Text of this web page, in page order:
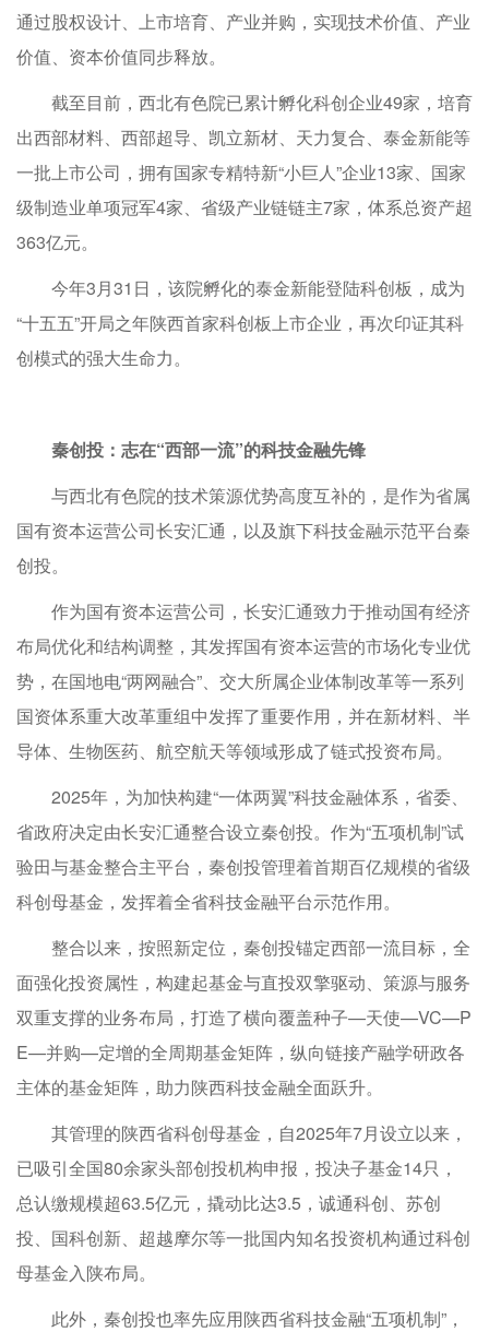
通过股权设计、上市培育、产业并购，实现技术价值、产业
价值、资本价值同步释放。
截至目前，西北有色院已累计孵化科创企业49家，培育
出西部材料、西部超导、凯立新材、天力复合、泰金新能等
一批上市公司，拥有国家专精特新“小巨人”企业13家、国家
级制造业单项冠军4家、省级产业链链主7家，体系总资产超
363亿元。
今年3月31日，该院孵化的泰金新能登陆科创板，成为
“十五五”开局之年陕西首家科创板上市企业，再次印证其科
创模式的强大生命力。
秦创投：志在“西部一流”的科技金融先锋
与西北有色院的技术策源优势高度互补的，是作为省属
国有资本运营公司长安汇通，以及旗下科技金融示范平台秦
创投。
作为国有资本运营公司，长安汇通致力于推动国有经济
布局优化和结构调整，其发挥国有资本运营的市场化专业优
势，在国地电“两网融合”、交大所属企业体制改革等一系列
国资体系重大改革重组中发挥了重要作用，并在新材料、半
导体、生物医药、航空航天等领域形成了链式投资布局。
2025年，为加快构建“一体两翼”科技金融体系，省委、
省政府决定由长安汇通整合设立秦创投。作为“五项机制”试
验田与基金整合主平台，秦创投管理着首期百亿规模的省级
科创母基金，发挥着全省科技金融平台示范作用。
整合以来，按照新定位，秦创投锚定西部一流目标，全
面强化投资属性，构建起基金与直投双擎驱动、策源与服务
双重支撑的业务布局，打造了横向覆盖种子—天使—VC—P
E—并购—定增的全周期基金矩阵，纵向链接产融学研政各
主体的基金矩阵，助力陕西科技金融全面跃升。
其管理的陕西省科创母基金，自2025年7月设立以来，
已吸引全国80余家头部创投机构申报，投决子基金14只，
总认缴规模超63.5亿元，撬动比达3.5，诚通科创、苏创
投、国科创新、超越摩尔等一批国内知名投资机构通过科创
母基金入陕布局。
此外，秦创投也率先应用陕西省科技金融“五项机制”，